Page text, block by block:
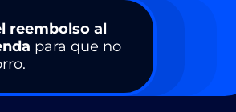
reembolso al
para que no